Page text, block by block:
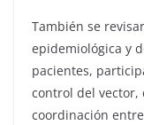
También se
epidemiológica y
pacientes,
control del vector,
coordinación